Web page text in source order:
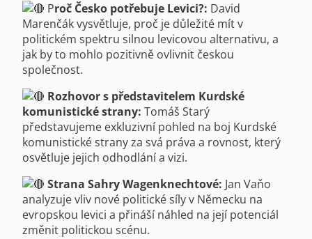
Proč Česko potřebuje Levici?: David
Marenčák vysvětluje, proč je důležité mít v
politickém spektru silnou levicovou alternativu, a
jak by to mohlo pozitivně ovlivnit českou
společnost.
Rozhovor s představitelem Kurdské
komunistické strany: Tomáš Starý
představujeme exkluzivní pohled na boj Kurdské
komunistické strany za svá práva a rovnost, který
osvětluje jejich odhodlání a vizi.
Strana Sahry Wagenknechtové: Jan Vaňo
analyzuje vliv nové politické síly v Německu na
evropskou levici a přináší náhled na její potenciál
změnit politickou scénu.